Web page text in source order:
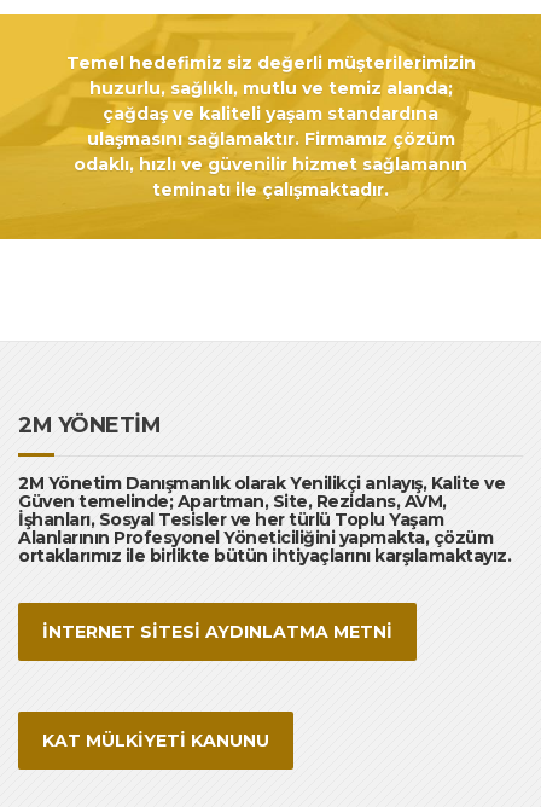
Binanın
Cephesini
Reklam
Alanı
Olarak
Kiralayabilir
mi?
Temel hedefimiz siz değerli müşterilerimizin
huzurlu, sağlıklı, mutlu ve temiz alanda;
çağdaş ve kaliteli yaşam standardına
ulaşmasını sağlamaktır. Firmamız çözüm
odaklı, hızlı ve güvenilir hizmet sağlamanın
teminatı ile çalışmaktadır.
2M YÖNETİM
2M Yönetim Danışmanlık olarak Yenilikçi anlayış, Kalite ve
Güven temelinde; Apartman, Site, Rezidans, AVM,
İşhanları, Sosyal Tesisler ve her türlü Toplu Yaşam
Alanlarının Profesyonel Yöneticiliğini yapmakta, çözüm
ortaklarımız ile birlikte bütün ihtiyaçlarını karşılamaktayız.
İNTERNET SİTESİ AYDINLATMA METNİ
KAT MÜLKİYETİ KANUNU